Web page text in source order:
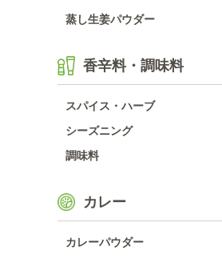
蒸し生姜パウダー
香辛料・調味料
スパイス・ハーブ
シーズニング
調味料
カレー
カレーパウダー